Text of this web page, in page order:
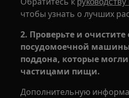
чтобы узнать о лучших
2. Проверьте и
посудомоечной машины
поддона, которые
частицами пищи.
Дополнительную